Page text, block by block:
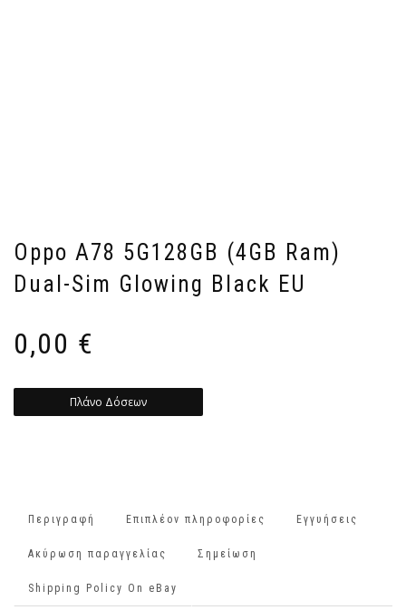
Oppo A78 5G128GB (4GB Ram)
Dual-Sim Glowing Black EU
0,00 €
Πλάνο Δόσεων
Περιγραφή Επιπλέον πληροφορίες Εγγυήσεις
Ακύρωση παραγγελίας Σημείωση
Shipping Policy On eBay